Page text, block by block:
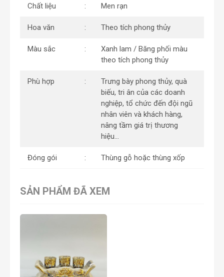
Chất liệu Men rạn
Hoa văn Theo tích phong thủy
Màu sắc
Xanh lam / Băng phối màu
theo tích phong thủy
Phù hợp
Trưng bày phong thủy, quà
biếu, tri ân của các doanh
nghiệp, tổ chức đến đội ngũ
nhân viên và khách hàng,
nâng tầm giá trị thương
hiệu…
Đóng gói Thùng gỗ hoặc thùng xốp
SẢN PHẨM ĐÃ XEM